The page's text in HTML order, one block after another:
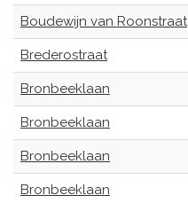
Boudewijn van Roonstraat
Brederostraat
Bronbeeklaan
Bronbeeklaan
Bronbeeklaan
Bronbeeklaan